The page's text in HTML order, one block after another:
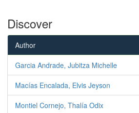
Discover
Author
Garcia Andrade, Jubitza Michelle
Macías Encalada, Elvis Jeyson
Montiel Cornejo, Thalía Odix